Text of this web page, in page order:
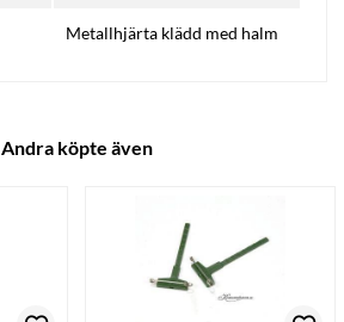
Metallhjärta klädd med halm
Andra köpte även